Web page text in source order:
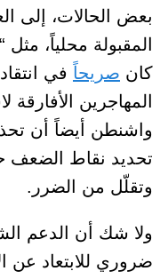
بعض الحالات، إلى
المقبولة محلياً، مثل
كان صريحاً في
المهاجرين
واشنطن أيضاً أن
تحديد نقاط الضعف
وتقلّل من
الضرر .
ولا شك أن الدعم
ضروري للابتعاد عن